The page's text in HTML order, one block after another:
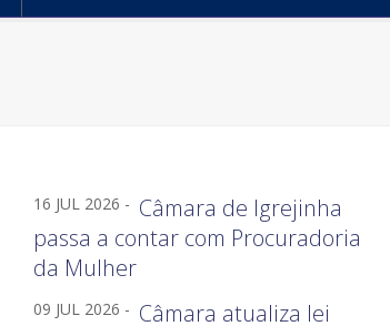
16 JUL 2026 - Câmara de Igrejinha
passa a contar com Procuradoria
da Mulher
09 JUL 2026 - Câmara atualiza lei